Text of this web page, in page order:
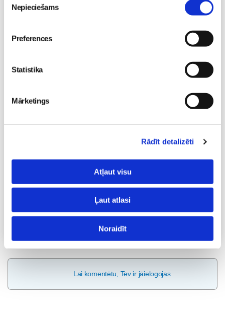
izvēle
Nepieciešams
Preferences
Statistika
Mārketings
Rādīt detalizēti
Atļaut visu
Ļaut atlasi
Noraidīt
Vaksācija topošajām un jaunajām māmiņām
masāža Māmiņu klubā pie masāžas speciālistes Olgas
Pieteikties
Visas nodarbības
Lai komentētu, Tev ir jāielogojas